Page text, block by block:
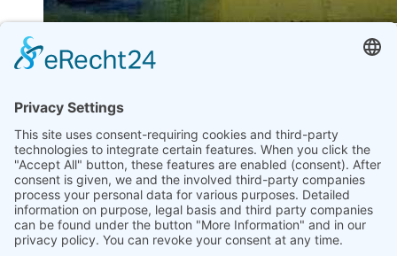
"FRAUENKLINIK KLINIKUM BREMEN-
INNENRÄUME" 1985
CHRISTINE PRINZ-HAENSEL
Wandbilder, Tafelbilder, unterschiedliche Größen
Im Rahmen des Projektes gestalteten sieben Künstlerinnen
einzelne Zonen der Frauenklinik des Klinikums Bremen -